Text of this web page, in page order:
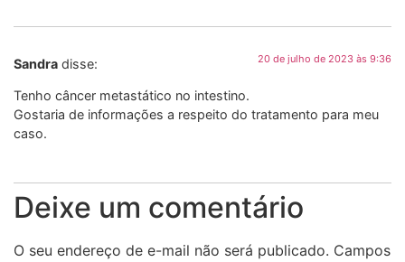
Sandra disse: 20 de julho de 2023 às 9:36
Tenho câncer metastático no intestino.
Gostaria de informações a respeito do tratamento para meu
caso.
Deixe um comentário
O seu endereço de e-mail não será publicado. Campos